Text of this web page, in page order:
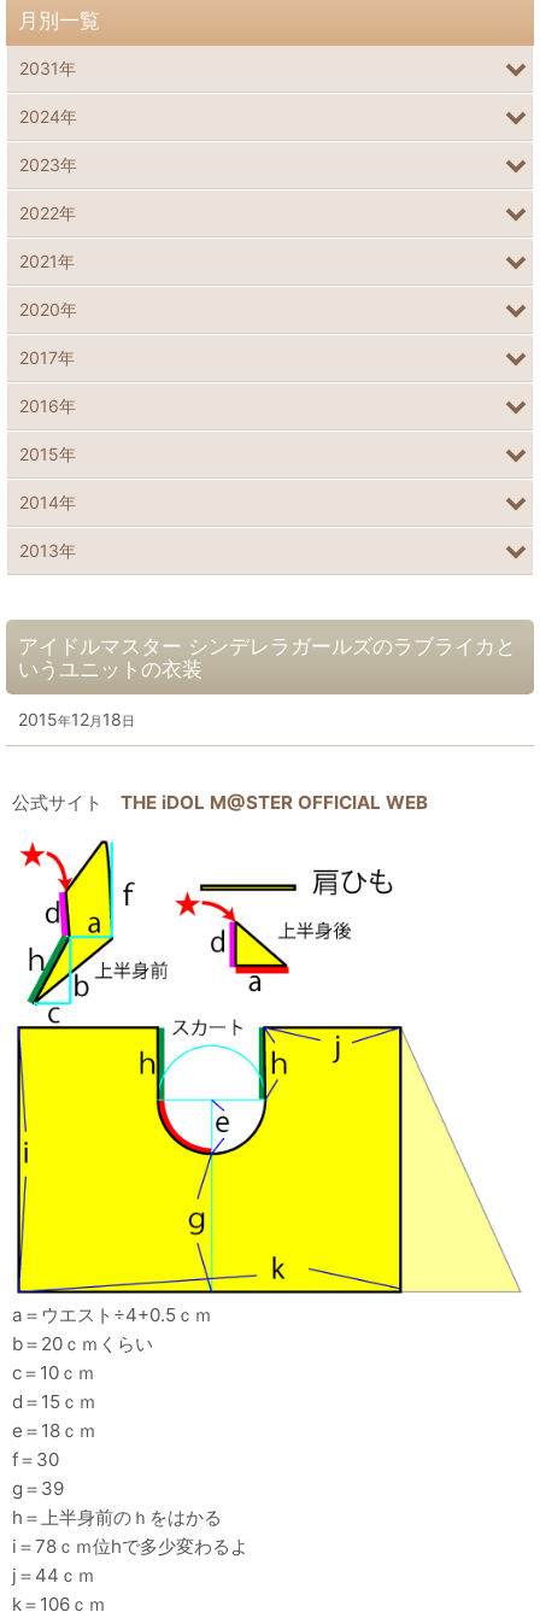
アイドルマスター シンデレラガールズのラブライカと
いうユニットの衣装
2015年12月 18日
公式サイト THE iDOL M@STER OFFICIAL WEB
a＝ウエスト÷4+0.5ｃｍ
b＝20ｃｍくらい
c＝10ｃｍ
d＝15ｃｍ
e＝18ｃｍ
f＝30
g＝39
h＝上半身前のｈをはかる
i＝78ｃｍ位hで多少変わるよ
j＝44ｃｍ
k＝106ｃｍ
月別一覧
2031年
2024年
2023年
2022年
2021年
2020年
2017年
2016年
2015年
2014年
2013年